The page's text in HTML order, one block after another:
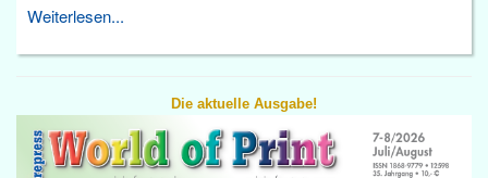
Weiterlesen...
Die aktuelle Ausgabe!